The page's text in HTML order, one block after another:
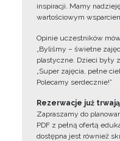
inspiracji. Mamy
wartościowym
Opinie uczestników
„Byliśmy – świetne
plastyczne. Dzieci były
„Super zajęcia, pełne
Polecamy serdecznie!”
Rezerwacje już trwają
Zapraszamy do
PDF z pełną ofertą
dostępna jest również